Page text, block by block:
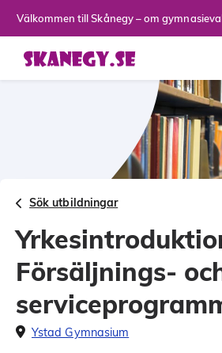
Välkommen till Skånegy – om
Sök utbildningar
Försäljnings-
Ystad Gymnasium